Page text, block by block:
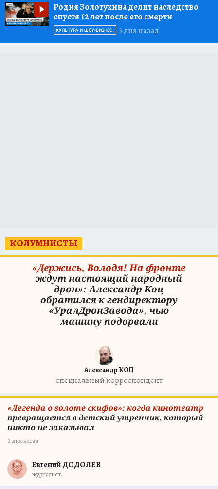
Родня Золотухина делит наследство
спустя 12 лет после его смерти
3 дня назад
КУЛЬТУРА И ШОУ-БИЗНЕС.
КОЛУМНИСТЫ
«Держись, Володя! На фронте
ждут настоящий народный
дрон»: Александр Коц
обратился к гендиректору
«УралДронЗавода», чью
машину подорвали
Александр КОЦ
специальный корреспондент
«Легенда о золоте скифов»: когда кинотеатр
превращается в детский утренник, который
никто не заказывал
2 дня назад
Евгений ДОДОЛЕВ
журналист